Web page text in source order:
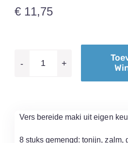
€ 11,75
Vers bereide maki uit eigen
8 stuks gemengd: tonijn, zalm,